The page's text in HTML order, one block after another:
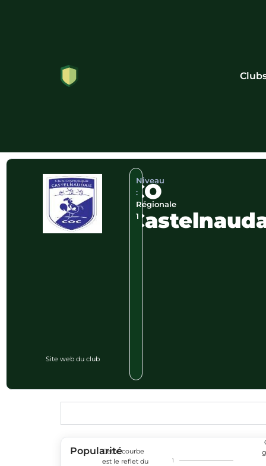
Site web du club
CO
Niveau
:
Régionale
1
PopularitéCette courbe
est le reflet du
1